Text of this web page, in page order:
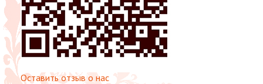
Оставить отзыв о нас